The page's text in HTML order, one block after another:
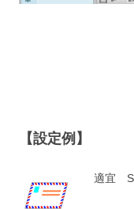
【設定例】
適宜